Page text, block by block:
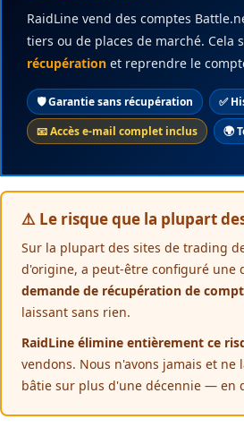
RaidLine vend des comptes
tiers ou de places de marché. Cela
récupération et reprendre le
🛡️ Garantie sans récupération ✅
📧 Accès e-mail complet inclus
🌍
⚠️ Le risque que la plupart
Sur la plupart des sites de trading
d'origine, a peut-être configuré une
demande de récupération de
laissant sans rien.
RaidLine élimine entièrement ce
vendons. Nous n'avons jamais et
bâtie sur plus d'une décennie — en